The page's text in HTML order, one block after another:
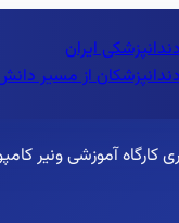
ایران
از مسیر
کارگاه آموزشی ونیر